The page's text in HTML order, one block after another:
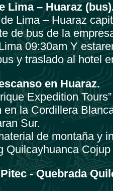
Lima – Huaraz
Lima – Huaraz
de bus de la
09:30am Y
y traslado al hotel
en Huaraz.
Expedition
en la Cordillera
Sur.
de montaña y
Quilcayhuanca
- Quebrada